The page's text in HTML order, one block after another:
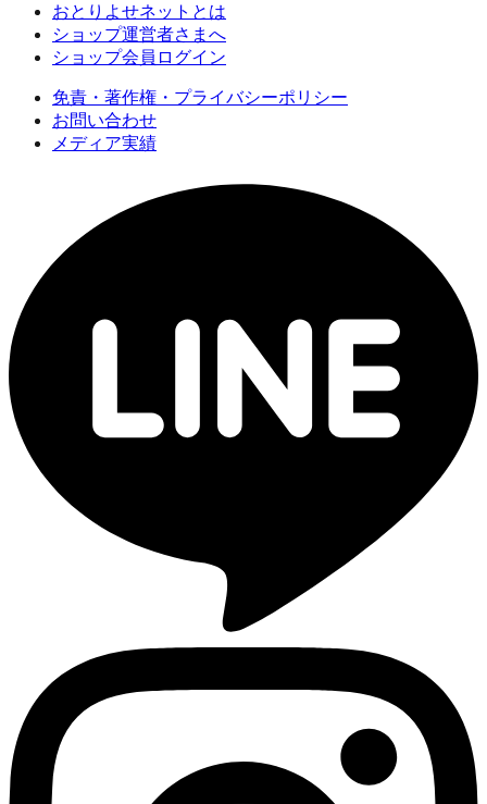
おとりよせネットとは
ショップ運営者さまへ
ショップ会員ログイン
免責・著作権・プライバシーポリシー
お問い合わせ
メディア実績